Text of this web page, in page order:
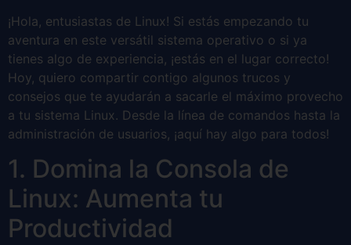
¡Hola, entusiastas de Linux! Si estás empezando tu
aventura en este versátil sistema operativo o si ya
tienes algo de experiencia, ¡estás en el lugar correcto!
Hoy, quiero compartir contigo algunos trucos y
consejos que te ayudarán a sacarle el máximo provecho
a tu sistema Linux. Desde la línea de comandos hasta la
administración de usuarios, ¡aquí hay algo para todos!
1. Domina la Consola de
Linux: Aumenta tu
Productividad